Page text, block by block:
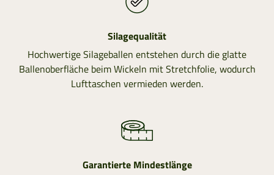
Silagequalität
Hochwertige Silageballen entstehen durch die glatte
Ballenoberfläche beim Wickeln mit Stretchfolie, wodurch
Lufttaschen vermieden werden.
Garantierte Mindestlänge